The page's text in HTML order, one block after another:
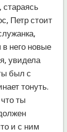
Петр стоит
него новые
увидела
был с
тонуть.
ты
и с ним